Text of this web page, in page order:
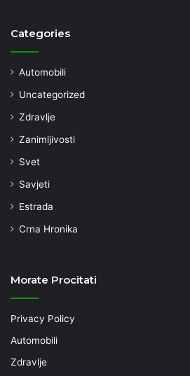
Categories
Automobili
Uncategorized
Zdravlje
Zanimljivosti
Svet
Savjeti
Estrada
Crna Hronika
Morate Procitati
Privacy Policy
Automobili
Zdravlje